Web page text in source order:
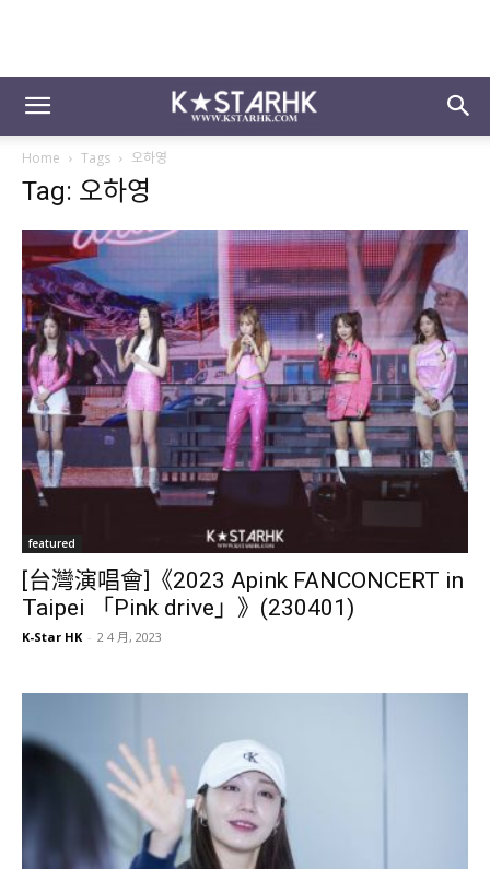
Home Tags 오하영
Tag: 오하영
featured
[台灣演唱會]《2023 Apink FANCONCERT in
Taipei 「Pink drive」》(230401)
K-Star HK - 2 4 月, 2023